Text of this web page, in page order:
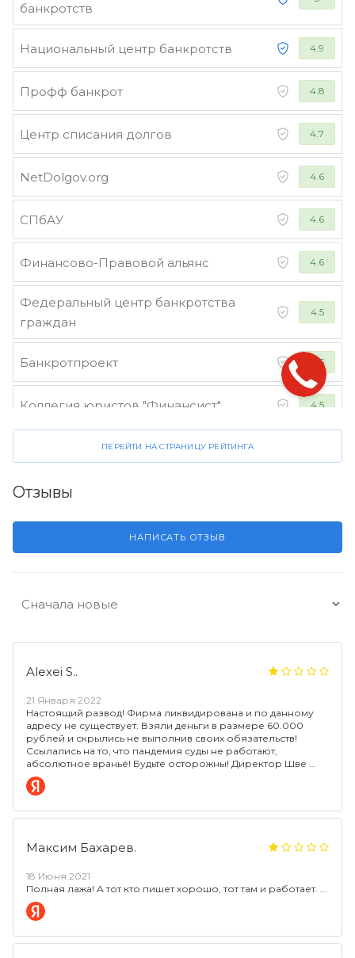
банкротств
Национальный центр банкротств 4.9
Профф банкрот 4.8
Центр списания долгов 4.7
NetDolgov.org 4.6
СПбАУ 4.6
Финансово-Правовой альянс 4.6
Федеральный центр банкротства
граждан
4.5
Банкротпроект 4.5
Коллегия юристов "Финансист" 4.5
ПЕРЕЙТИ НА СТРАНИЦУ РЕЙТИНГА
Отзывы
НАПИСАТЬ ОТЗЫВ
Alexei S..
21 Января 2022
Настоящий развод! Фирма ликвидирована и по данному
адресу не существует. Взяли деньги в размере 60.000
рублей и скрылись не выполнив своих обязательств!
Ссылались на то, что пандемия суды не работают,
абсолютное враньё! Будьте осторожны! Директор Шве
Максим Бахарев.
18 Июня 2021
Полная лажа! А тот кто пишет хорошо, тот там и работает.